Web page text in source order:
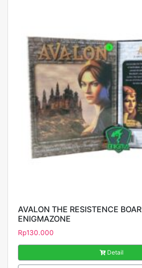
AVALON THE RESISTENCE
ENIGMAZONE
Rp130.000
Detail